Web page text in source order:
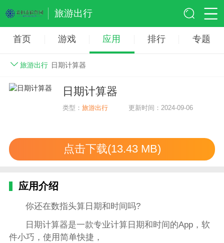
旅游出行
首页 游戏 应用 排行 专题
旅游出行 日期计算器
日期计算器
类型：旅游出行 更新时间：2024-09-06
点击下载(13.43 MB)
应用介绍
你还在数指头算日期和时间吗?
日期计算器是一款专业计算日期和时间的App，软
件小巧，使用简单快捷，